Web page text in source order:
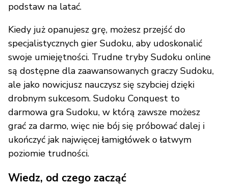
podstaw na latać.
Kiedy już opanujesz grę, możesz przejść do
specjalistycznych gier Sudoku, aby udoskonalić
swoje umiejętności. Trudne tryby Sudoku online
są dostępne dla zaawansowanych graczy Sudoku,
ale jako nowicjusz nauczysz się szybciej dzięki
drobnym sukcesom. Sudoku Conquest to
darmowa gra Sudoku, w którą zawsze możesz
grać za darmo, więc nie bój się próbować dalej i
ukończyć jak najwięcej łamigłówek o łatwym
poziomie trudności.
Wiedz, od czego zacząć